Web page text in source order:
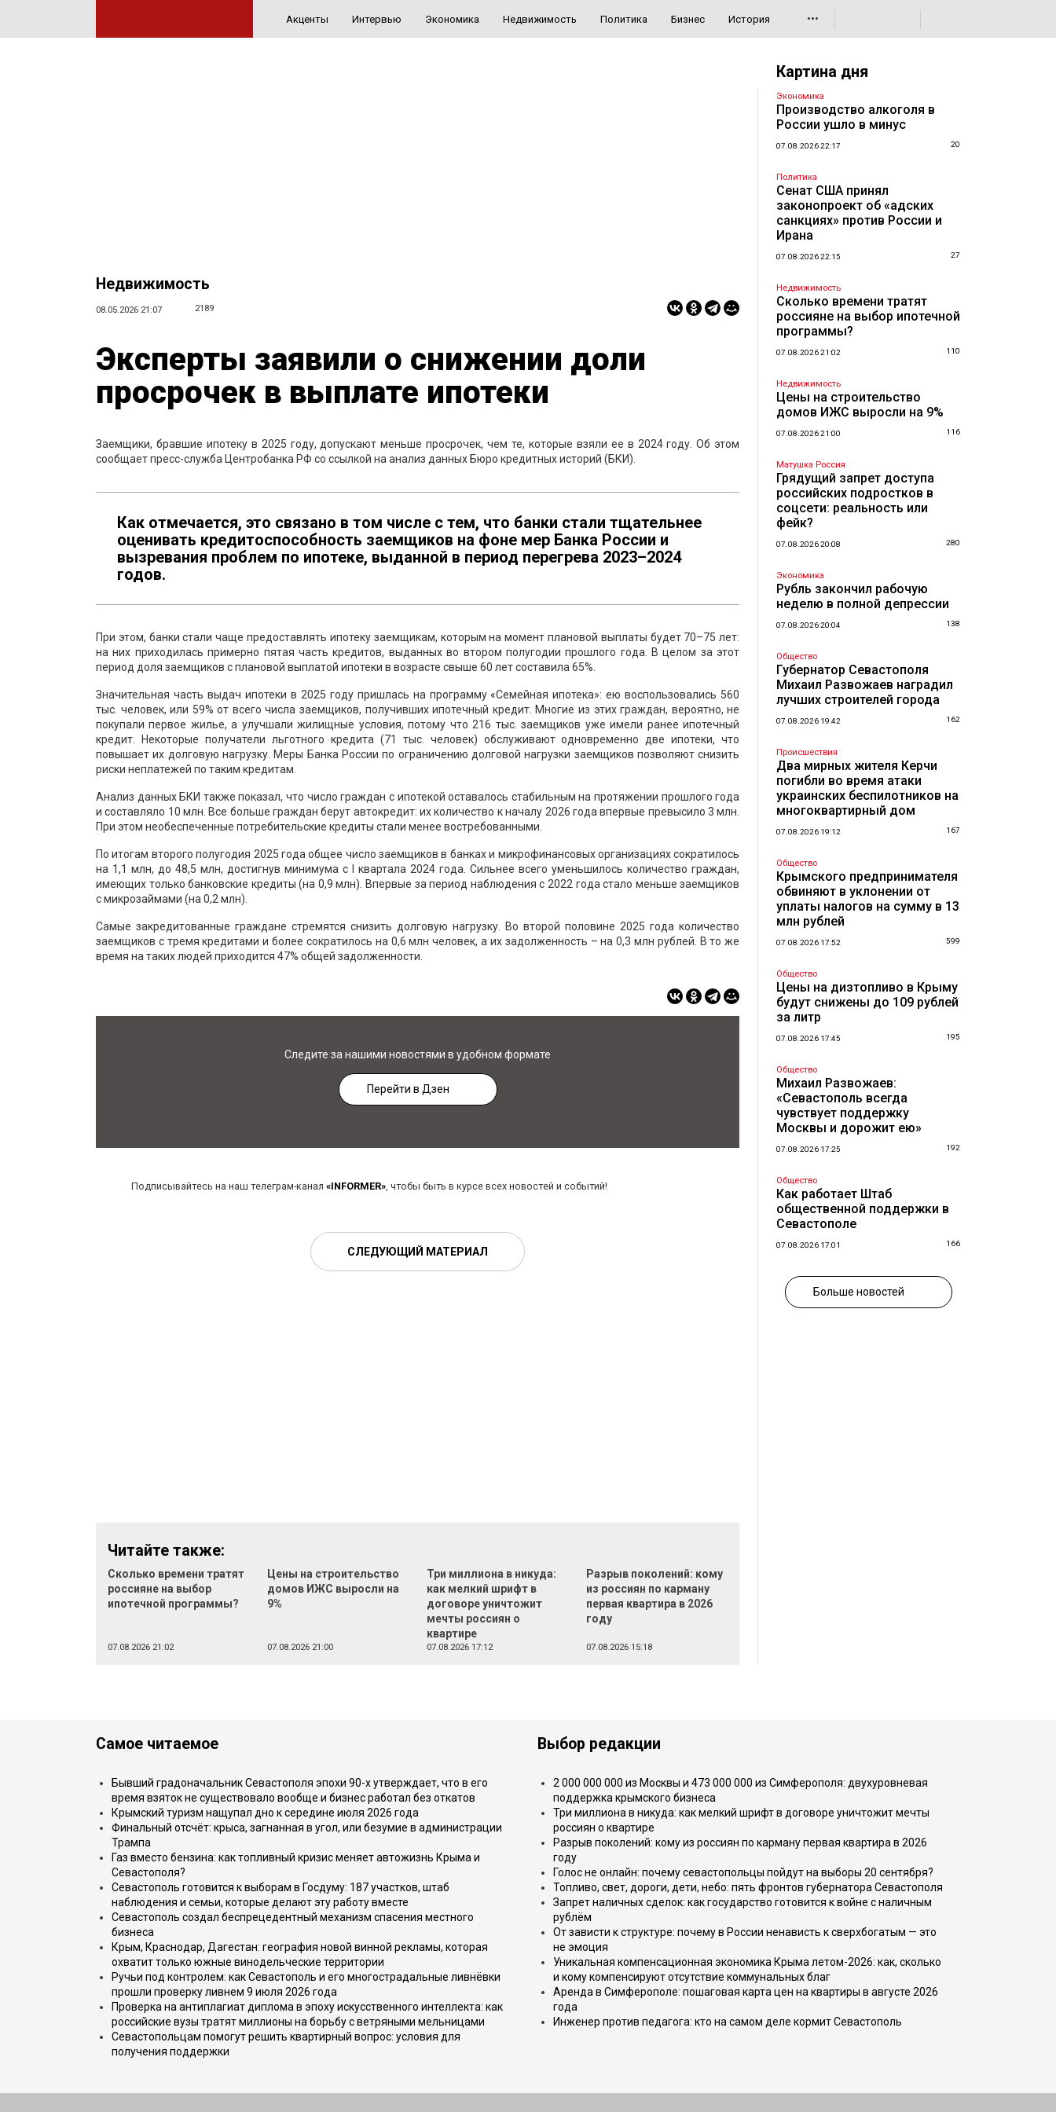
Акценты Интервью Экономика Недвижимость Политика Бизнес История •••
Недвижимость
08.05.2026 21:07 2189
Эксперты заявили о снижении доли
просрочек в выплате ипотеки
Заемщики, бравшие ипотеку в 2025 году, допускают меньше просрочек, чем те, которые взяли ее в 2024 году. Об этом
сообщает пресс-служба Центробанка РФ со ссылкой на анализ данных Бюро кредитных историй (БКИ).
Как отмечается, это связано в том числе с тем, что банки стали тщательнее
оценивать кредитоспособность заемщиков на фоне мер Банка России и
вызревания проблем по ипотеке, выданной в период перегрева 2023–2024
годов.
При этом, банки стали чаще предоставлять ипотеку заемщикам, которым на момент плановой выплаты будет 70–75 лет:
на них приходилась примерно пятая часть кредитов, выданных во втором полугодии прошлого года. В целом за этот
период доля заемщиков с плановой выплатой ипотеки в возрасте свыше 60 лет составила 65%.
Значительная часть выдач ипотеки в 2025 году пришлась на программу «Семейная ипотека»: ею воспользовались 560
тыс. человек, или 59% от всего числа заемщиков, получивших ипотечный кредит. Многие из этих граждан, вероятно, не
покупали первое жилье, а улучшали жилищные условия, потому что 216 тыс. заемщиков уже имели ранее ипотечный
кредит. Некоторые получатели льготного кредита (71 тыс. человек) обслуживают одновременно две ипотеки, что
повышает их долговую нагрузку. Меры Банка России по ограничению долговой нагрузки заемщиков позволяют снизить
риски неплатежей по таким кредитам.
Анализ данных БКИ также показал, что число граждан с ипотекой оставалось стабильным на протяжении прошлого года
и составляло 10 млн. Все больше граждан берут автокредит: их количество к началу 2026 года впервые превысило 3 млн.
При этом необеспеченные потребительские кредиты стали менее востребованными.
По итогам второго полугодия 2025 года общее число заемщиков в банках и микрофинансовых организациях сократилось
на 1,1 млн, до 48,5 млн, достигнув минимума с I квартала 2024 года. Сильнее всего уменьшилось количество граждан,
имеющих только банковские кредиты (на 0,9 млн). Впервые за период наблюдения с 2022 года стало меньше заемщиков
с микрозаймами (на 0,2 млн).
Самые закредитованные граждане стремятся снизить долговую нагрузку. Во второй половине 2025 года количество
заемщиков с тремя кредитами и более сократилось на 0,6 млн человек, а их задолженность – на 0,3 млн рублей. В то же
время на таких людей приходится 47% общей задолженности.
Следите за нашими новостями в удобном формате
Перейти в Дзен
Подписывайтесь на наш телеграм-канал «INFORMER», чтобы быть в курсе всех новостей и событий!
СЛЕДУЮЩИЙ МАТЕРИАЛ
Читайте также:
Сколько времени тратят
россияне на выбор
ипотечной программы?
07.08.2026 21:02
Цены на строительство
домов ИЖС выросли на
9%
07.08.2026 21:00
Три миллиона в никуда:
как мелкий шрифт в
договоре уничтожит
мечты россиян о
квартире
07.08.2026 17:12
Разрыв поколений: кому
из россиян по карману
первая квартира в 2026
году
07.08.2026 15:18
Картина дня
Экономика
Производство алкоголя в
России ушло в минус
07.08.2026 22:17 20
Политика
Сенат США принял
законопроект об «адских
санкциях» против России и
Ирана
07.08.2026 22:15 27
Недвижимость
Сколько времени тратят
россияне на выбор ипотечной
программы?
07.08.2026 21:02 110
Недвижимость
Цены на строительство
домов ИЖС выросли на 9%
07.08.2026 21:00 116
Матушка Россия
Грядущий запрет доступа
российских подростков в
соцсети: реальность или
фейк?
07.08.2026 20:08 280
Экономика
Рубль закончил рабочую
неделю в полной депрессии
07.08.2026 20:04 138
Общество
Губернатор Севастополя
Михаил Развожаев наградил
лучших строителей города
07.08.2026 19:42 162
Происшествия
Два мирных жителя Керчи
погибли во время атаки
украинских беспилотников на
многоквартирный дом
07.08.2026 19:12 167
Общество
Крымского предпринимателя
обвиняют в уклонении от
уплаты налогов на сумму в 13
млн рублей
07.08.2026 17:52 599
Общество
Цены на дизтопливо в Крыму
будут снижены до 109 рублей
за литр
07.08.2026 17:45 195
Общество
Михаил Развожаев:
«Севастополь всегда
чувствует поддержку
Москвы и дорожит ею»
07.08.2026 17:25 192
Общество
Как работает Штаб
общественной поддержки в
Севастополе
07.08.2026 17:01 166
Больше новостей
Самое читаемое
Бывший градоначальник Севастополя эпохи 90-х утверждает, что в его
время взяток не существовало вообще и бизнес работал без откатов
Крымский туризм нащупал дно к середине июля 2026 года
Финальный отсчёт: крыса, загнанная в угол, или безумие в администрации
Трампа
Газ вместо бензина: как топливный кризис меняет автожизнь Крыма и
Севастополя?
Севастополь готовится к выборам в Госдуму: 187 участков, штаб
наблюдения и семьи, которые делают эту работу вместе
Севастополь создал беспрецедентный механизм спасения местного
бизнеса
Крым, Краснодар, Дагестан: география новой винной рекламы, которая
охватит только южные винодельческие территории
Ручьи под контролем: как Севастополь и его многострадальные ливнёвки
прошли проверку ливнем 9 июля 2026 года
Проверка на антиплагиат диплома в эпоху искусственного интеллекта: как
российские вузы тратят миллионы на борьбу с ветряными мельницами
Севастопольцам помогут решить квартирный вопрос: условия для
получения поддержки
Выбор редакции
2 000 000 000 из Москвы и 473 000 000 из Симферополя: двухуровневая
поддержка крымского бизнеса
Три миллиона в никуда: как мелкий шрифт в договоре уничтожит мечты
россиян о квартире
Разрыв поколений: кому из россиян по карману первая квартира в 2026
году
Голос не онлайн: почему севастопольцы пойдут на выборы 20 сентября?
Топливо, свет, дороги, дети, небо: пять фронтов губернатора Севастополя
Запрет наличных сделок: как государство готовится к войне с наличным
рублём
От зависти к структуре: почему в России ненависть к сверхбогатым — это
не эмоция
Уникальная компенсационная экономика Крыма летом-2026: как, сколько
и кому компенсируют отсутствие коммунальных благ
Аренда в Симферополе: пошаговая карта цен на квартиры в августе 2026
года
Инженер против педагога: кто на самом деле кормит Севастополь